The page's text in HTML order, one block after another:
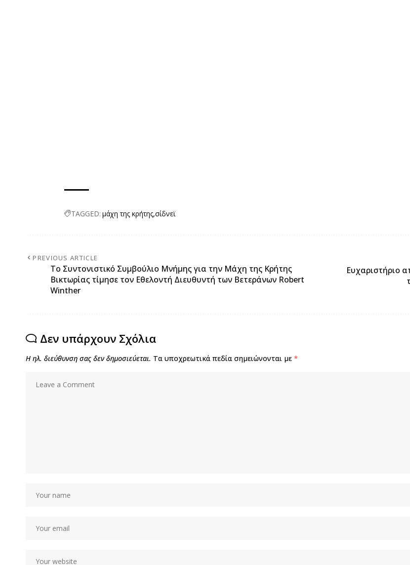
TAGGED: μάχη της κρήτης σίδνεϊ
PREVIOUS ARTICLE
Το Συντονιστικό Συμβούλιο Μνήμης για την Μάχη της Κρήτης
Βικτωρίας τίμησε τον Εθελοντή Διευθυντή των Βετεράνων Robert
Winther
Ευχαριστήριο
Δεν υπάρχουν Σχόλια
Η ηλ. διεύθυνση σας δεν δημοσιεύεται. Τα υποχρεωτικά πεδία σημειώνονται με *